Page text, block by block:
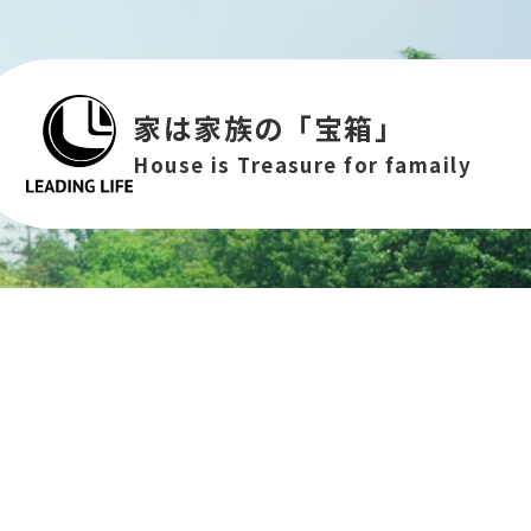
家は家族の「宝箱」
House is Treasure for famaily